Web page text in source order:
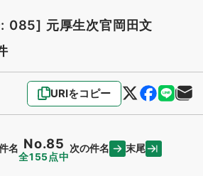
: 085] 元厚生次官岡田文
URIをコピー
名 No.85
全155点中
次の件名 末尾